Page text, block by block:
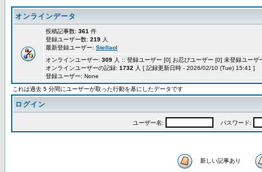
オンラインデータ
投稿記事数: 361 件
登録ユーザー数: 219 人
最新登録ユーザー: Stellaol
オンラインユーザー: 309 人 :: 登録ユーザー [0] お忍びユーザー [0] 未登録ユー
オンラインユーザーの記録: 1732 人 [ 記録更新日時 - 2026/02/10 (Tue) 15:41 ]
登録ユーザー: None
これは過去 5 分間にユーザーが取った行動を基にしたデータです
ログイン
ユーザー名: パスワード:
新しい記事あり